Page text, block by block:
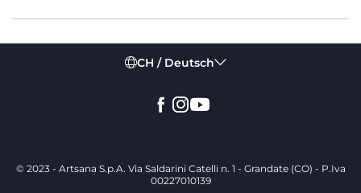
CH / Deutsch
© 2023 - Artsana S.p.A. Via Saldarini Catelli n. 1 - Grandate (CO) - P.Iva
00227010139